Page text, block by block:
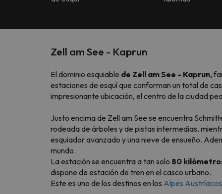
Zell am See - Kaprun
El dominio esquiable de Zell am See - Kaprun,
estaciones de esquí que conforman un total de
impresionante ubicación, el centro de la ciudad
Justo encima de Zell am See se encuentra
rodeada de árboles y de pistas intermedias,
esquiador avanzado y una nieve de ensueño.
mundo.
La estación se encuentra a tan solo 80
dispone de estación de tren en el casco urbano.
Este es uno de los destinos en los Alpes Austríacos